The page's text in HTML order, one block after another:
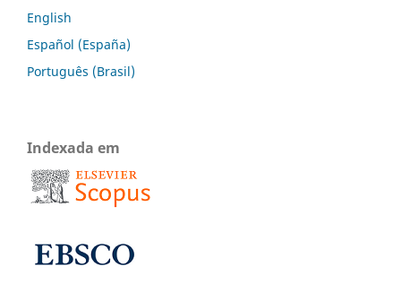
English
Español (España)
Português (Brasil)
Indexada em